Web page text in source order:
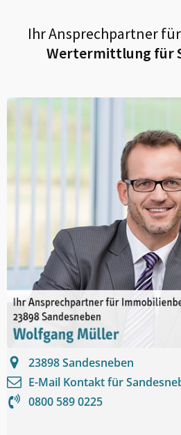
Ihr Ansprechpartner für
Wertermittlung für
23898Sandesneben
E-Mail Kontakt für
0800 589 0225